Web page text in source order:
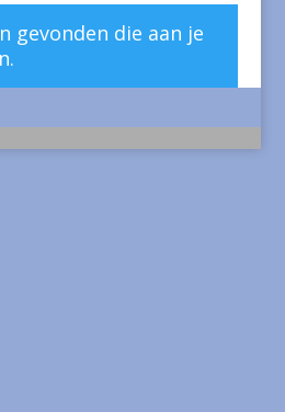
gevonden die aan je